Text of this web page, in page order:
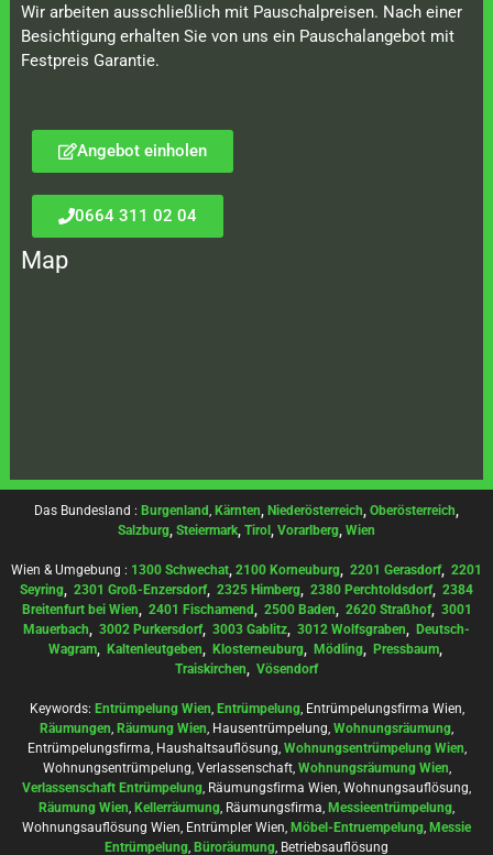
Wir arbeiten ausschließlich mit Pauschalpreisen. Nach einer
Besichtigung erhalten Sie von uns ein Pauschalangebot mit
Festpreis Garantie.
Angebot einholen
0664 311 02 04
Map
Das Bundesland : Burgenland, Kärnten, Niederösterreich, Oberösterreich,
Salzburg, Steiermark, Tirol , Vorarlberg, Wien
Wien & Umgebung : 1300 Schwechat, 2100 Korneuburg, 2201 Gerasdorf, 2201
Seyring, 2301 Groß-Enzersdorf, 2325 Himberg, 2380 Perchtoldsdorf, 2384
Breitenfurt bei Wien, 2401 Fischamend, 2500 Baden, 2620 Straßhof, 3001
Mauerbach, 3002 Purkersdorf, 3003 Gablitz, 3012 Wolfsgraben, Deutsch-
Wagram, Kaltenleutgeben, Klosterneuburg, Mödling, Pressbaum,
Traiskirchen, Vösendorf
Keywords: Entrümpelung Wien, Entrümpelung, Entrümpelungsfirma Wien,
Räumungen, Räumung Wien, Hausentrümpelung, Wohnungsräumung,
Entrümpelungsfirma, Haushaltsauflösung, Wohnungsentrümpelung Wien,
Wohnungsentrümpelung, Verlassenschaft, Wohnungsräumung Wien,
Verlassenschaft Entrümpelung, Räumungsfirma Wien, Wohnungsauflösung,
Räumung Wien, Kellerräumung, Räumungsfirma, Messieentrümpelung,
Wohnungsauflösung Wien, Entrümpler Wien, Möbel-Entruempelung, Messie
Entrümpelung, Büroräumung, Betriebsauflösung